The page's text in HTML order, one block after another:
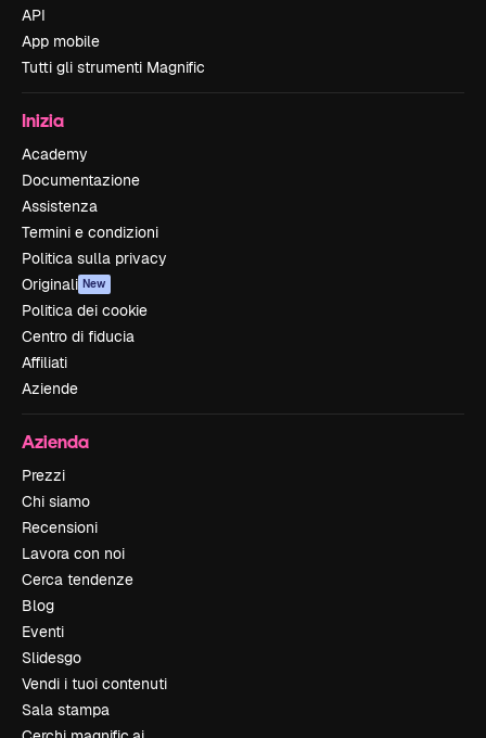
API
App mobile
Tutti gli strumenti Magnific
Inizia
Academy
Documentazione
Assistenza
Termini e condizioni
Politica sulla privacy
Originali New
Politica dei cookie
Centro di fiducia
Affiliati
Aziende
Azienda
Prezzi
Chi siamo
Recensioni
Lavora con noi
Cerca tendenze
Blog
Eventi
Slidesgo
Vendi i tuoi contenuti
Sala stampa